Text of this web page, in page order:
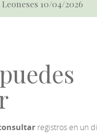
Leoneses 10/04/2026
registros en un